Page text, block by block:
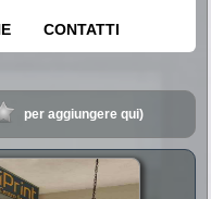
CONTATTI
per aggiungere qui)